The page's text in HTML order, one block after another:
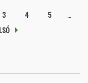
3 4 5